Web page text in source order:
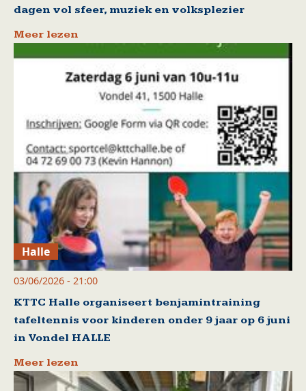
dagen vol sfeer, muziek en volksplezier
Meer lezen
Halle
03/06/2026 - 21:00
KTTC Halle organiseert benjamintraining
tafeltennis voor kinderen onder 9 jaar op 6 juni
in Vondel HALLE
Meer lezen